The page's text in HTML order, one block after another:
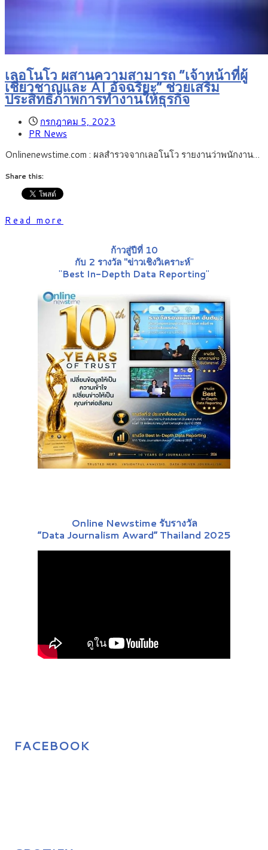
เลอโนโว ผสานความสามารถ “เจ้าหน้าที่ผู้
เชี่ยวชาญและ AI อัจฉริยะ” ช่วยเสริม
ประสิทธิภาพการทำงานให้ธุรกิจ
กรกฎาคม 5, 2023
PR News
Onlinenewstime.com : ผลสำรวจจากเลอโนโว รายงานว่าพนักงาน…
Share this:
Read more
ก้าวสู่ปีที่ 10
กับ 2 รางวัล "ข่าวเชิงวิเคราะห์"
"Best In-Depth Data Reporting"
Online Newstime รับรางวัล
“Data Journalism Award” Thailand 2025
FACEBOOK